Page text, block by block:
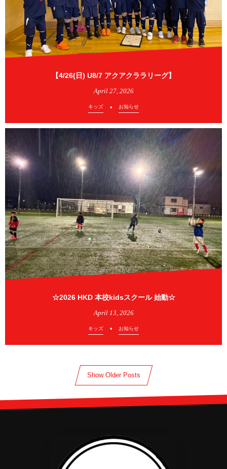
【4/26(日) U8/7 アクアクララリーグ】
April 27, 2026
キッズ お知らせ
☆2026 HKD 本校kidsスクール 始動☆
April 13, 2026
キッズ お知らせ
Show Older Posts